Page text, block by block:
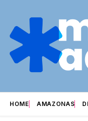
HOME AMAZONAS